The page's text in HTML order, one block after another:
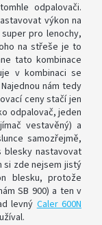
odpalovači.
výkon na
pro lenochy,
na střeše je to
tato kombinace
v kombinaci se
nám tedy
ceny stačí jen
odpalovač, jeden
vestavěný) a
samozřejmě,
nastavovat
si zde nejsem jistý
blesku, protože
SB 900) a ten v
levnýCaler 600N